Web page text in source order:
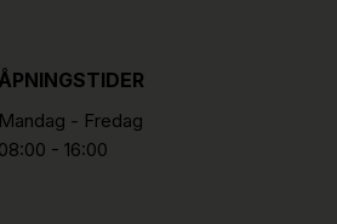
ÅPNINGSTIDER
Mandag - Fredag
08:00 - 16:00